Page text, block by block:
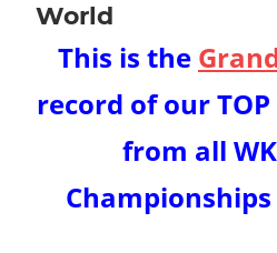
World
This is the
record of our
from all